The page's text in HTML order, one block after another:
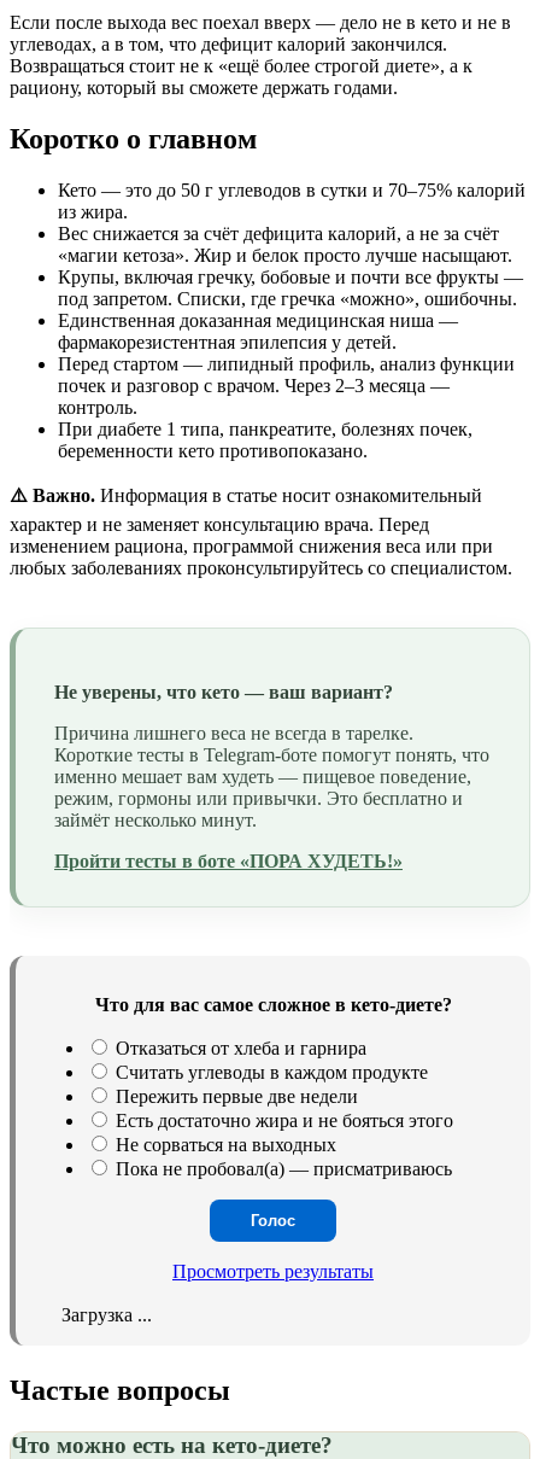
Если после выхода вес поехал вверх — дело не в кето и не в
углеводах, а в том, что дефицит калорий закончился.
Возвращаться стоит не к «ещё более строгой диете», а к
рациону, который вы сможете держать годами.
Коротко о главном
Кето — это до 50 г углеводов в сутки и 70–75% калорий
из жира.
Вес снижается за счёт дефицита калорий, а не за счёт
«магии кетоза». Жир и белок просто лучше насыщают.
Крупы, включая гречку, бобовые и почти все фрукты —
под запретом. Списки, где гречка «можно», ошибочны.
Единственная доказанная медицинская ниша —
фармакорезистентная эпилепсия у детей.
Перед стартом — липидный профиль, анализ функции
почек и разговор с врачом. Через 2–3 месяца —
контроль.
При диабете 1 типа, панкреатите, болезнях почек,
беременности кето противопоказано.
⚠️ Важно. Информация в статье носит ознакомительный
характер и не заменяет консультацию врача. Перед
изменением рациона, программой снижения веса или при
любых заболеваниях проконсультируйтесь со специалистом.
Не уверены, что кето — ваш вариант?
Причина лишнего веса не всегда в тарелке.
Короткие тесты в Telegram-боте помогут понять, что
именно мешает вам худеть — пищевое поведение,
режим, гормоны или привычки. Это бесплатно и
займёт несколько минут.
Пройти тесты в боте «ПОРА ХУДЕТЬ!»
Что для вас самое сложное в кето-диете?
Отказаться от хлеба и гарнира
Считать углеводы в каждом продукте
Пережить первые две недели
Есть достаточно жира и не бояться этого
Не сорваться на выходных
Пока не пробовал(а) — присматриваюсь
Просмотреть результаты
Загрузка ...
Частые вопросы
Что можно есть на кето-диете?